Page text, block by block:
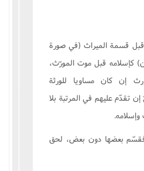
قبل قسمة الميراث (في صورة
کإسلامه قبل موت المورّث،
إن کان مساويا للورثة
تقدّم عليهم في المرتبة بلا
فقسّم بعضها دون بعض، لحق